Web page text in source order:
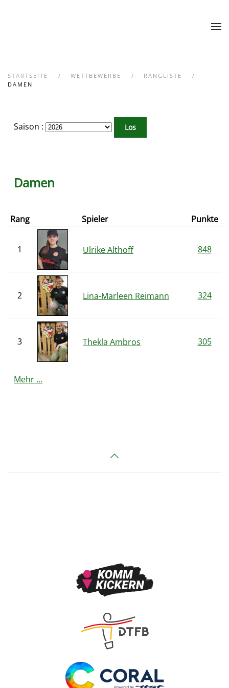
STARTSEITE WETTBEWERBE
RANGLISTE
DAMEN
Saison :
Damen
Rang Spieler Punkte
1 Ulrike Althoff 848
2 Lina-Marleen Reimann 324
3 Thekla Ambros 305
Mehr …